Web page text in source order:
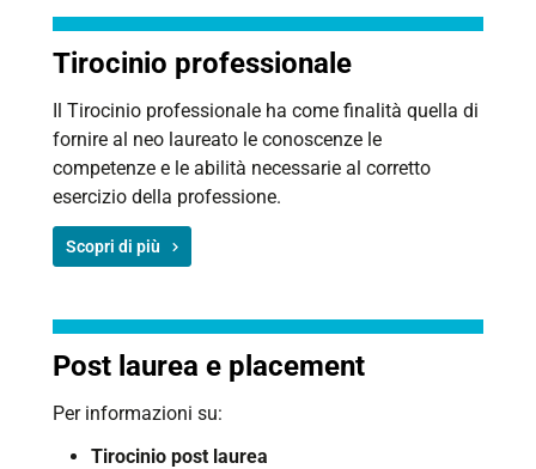
Tirocinio professionale
Il Tirocinio professionale ha come finalità quella di
fornire al neo laureato le conoscenze le
competenze e le abilità necessarie al corretto
esercizio della professione.
Scopri di più
Post laurea e placement
Per informazioni su:
Tirocinio post laurea